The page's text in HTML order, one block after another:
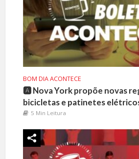
BOM DIA ACONTECE
🅰️ Nova York propõe novas
bicicletas e patinetes
5 Min Leitura